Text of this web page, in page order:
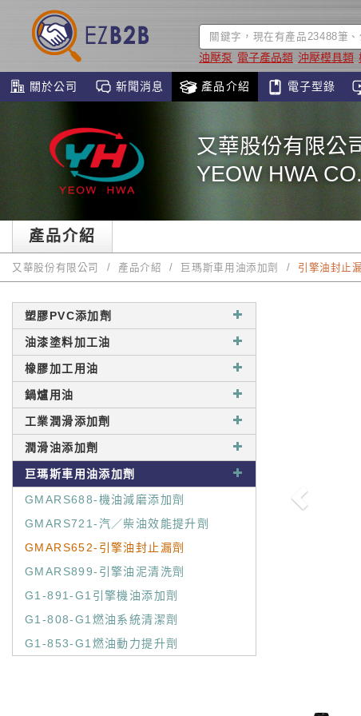
油壓泵 電子產品類 沖壓模具類
關於公司 新聞消息 產品介紹 電子型錄
又華股份有限公
YEOW HWA
產品介紹
又華股份有限公司 產品介紹 巨瑪斯車用油添加劑 引擎油封止
塑膠PVC添加劑
油漆塗料加工油
橡膠加工用油
鍋爐用油
工業潤滑添加劑
潤滑油添加劑
巨瑪斯車用油添加劑
GMARS688-機油減磨添加劑
GMARS721-汽／柴油效能提升劑
GMARS652-引擎油封止漏劑
GMARS899-引擎油泥清洗劑
G1-891-G1引擎機油添加劑
G1-808-G1燃油系統清潔劑
G1-853-G1燃油動力提升劑